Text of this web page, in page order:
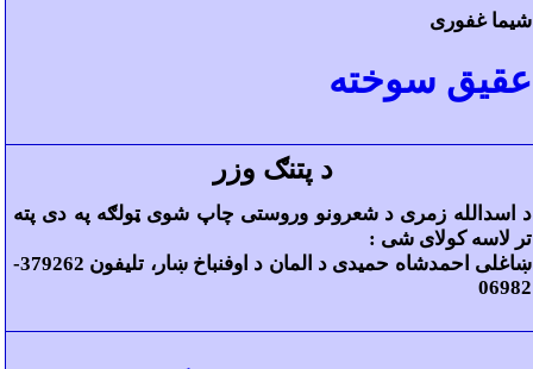
شیما غفوری
عقیق سوخته
د پتنګ وزر
د اسدالله زمری د شعرونو وروستی چاپ شوی ټولګه په دی پته
تر لاسه کولای شی :
ښاغلی احمدشاه حمیدی د المان د اوفنباخ ښار، تلیفون 379262-
06982